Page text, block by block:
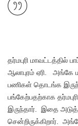
தர்மபுரி மாவட்டத்தில்
ஆலாபுரம் ஏரி. அங்கே
பணிகள் தொடங்க
பங்கேற்பதற்காக
இருந்தார். இதை
சென்றிருக்கிறார்.